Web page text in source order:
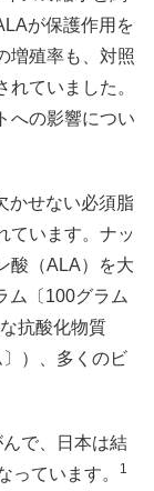
が保護作用を
増殖率も、対照
ていました。
への影響につい
かせない必須脂
ています。ナッ
酸（ALA）を大
ム〔100グラム
抗酸化物質
〕）、多くのビ
で、日本は結
っています。
1